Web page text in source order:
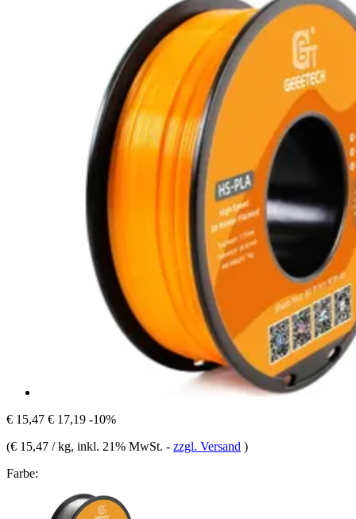
€ 15,47 € 17,19 -10%
(€ 15,47 / kg, inkl. 21% MwSt. - zzgl. Versand )
Farbe: